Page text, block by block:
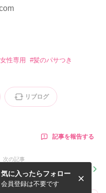
女性専用 #髪のパサつき
リブログ
記事を報告する
次の記事
秋月産の銀杏(ぎんなん)・か
ぼす
気に入ったらフォロー
会員登録は不要です